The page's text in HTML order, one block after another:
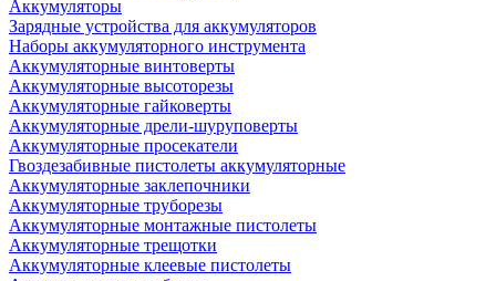
Аккумуляторы
Зарядные устройства для аккумуляторов
Наборы аккумуляторного инструмента
Аккумуляторные винтоверты
Аккумуляторные высоторезы
Аккумуляторные гайковерты
Аккумуляторные дрели-шуруповерты
Аккумуляторные просекатели
Гвоздезабивные пистолеты аккумуляторные
Аккумуляторные заклепочники
Аккумуляторные труборезы
Аккумуляторные монтажные пистолеты
Аккумуляторные трещотки
Аккумуляторные клеевые пистолеты